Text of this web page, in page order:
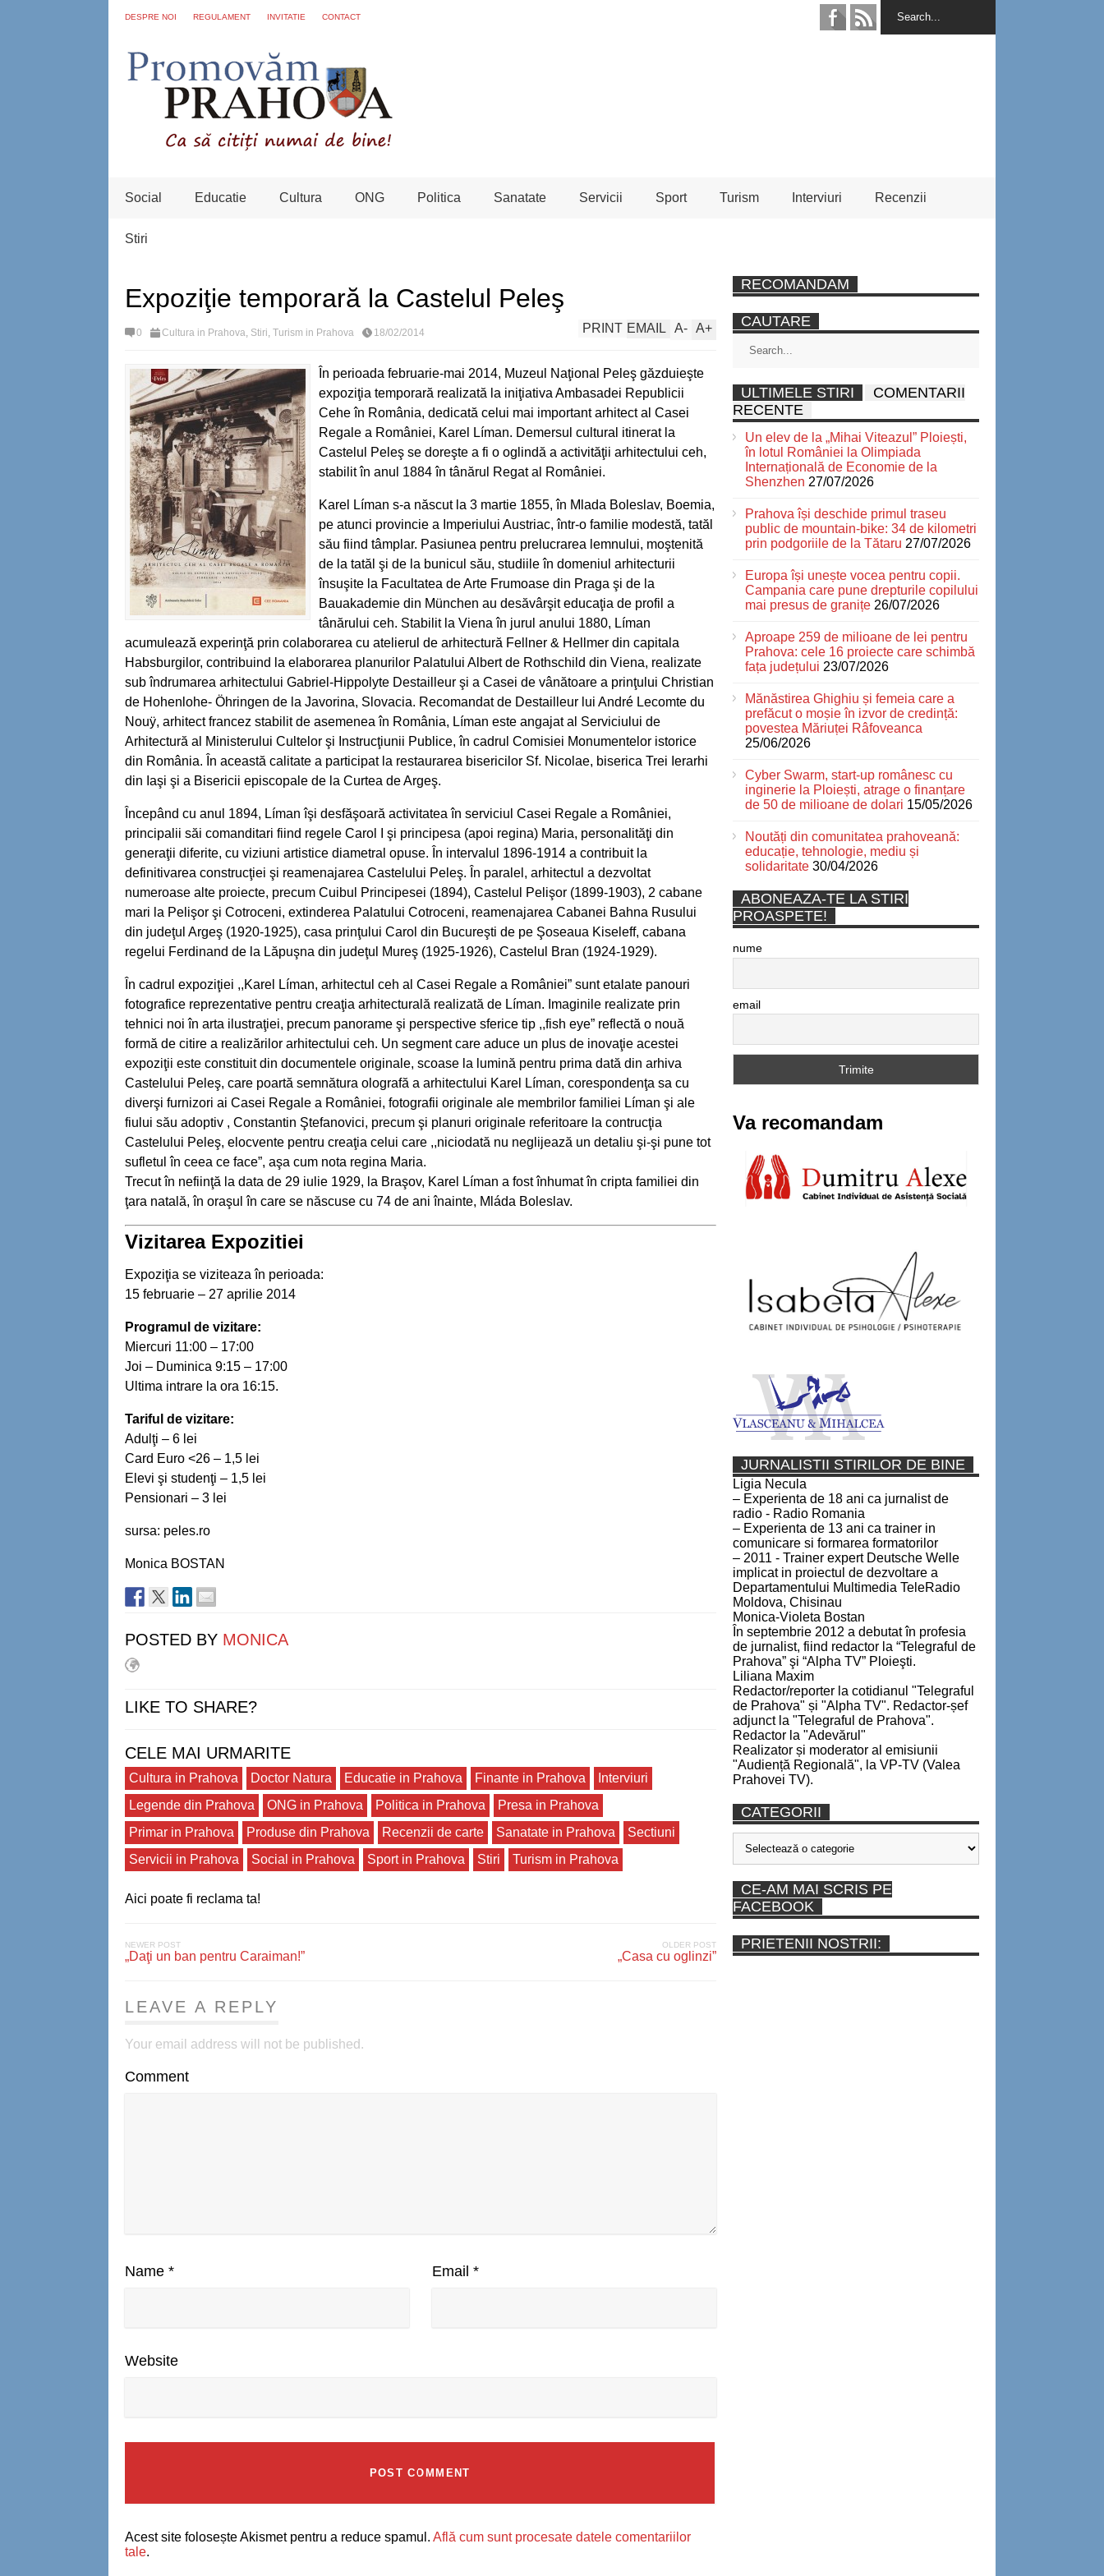
DESPRE NOI REGULAMENT INVITATIE CONTACT
Social Educatie Cultura ONG Politica Sanatate Servicii Sport Turism Interviuri Recenzii
Stiri
Expoziţie temporară la Castelul Peleş
0 Cultura in Prahova, Stiri, Turism in Prahova 18/02/2014 A+
A-
EMAIL
PRINT
În perioada februarie-mai 2014, Muzeul Naţional Peleş găzduieşte
expoziţia temporară realizată la iniţiativa Ambasadei Republicii
Cehe în România, dedicată celui mai important arhitect al Casei
Regale a României, Karel Líman. Demersul cultural itinerat la
Castelul Peleş se doreşte a fi o oglindă a activităţii arhitectului ceh,
stabilit în anul 1884 în tânărul Regat al României.
Karel Líman s-a născut la 3 martie 1855, în Mlada Boleslav, Boemia,
pe atunci provincie a Imperiului Austriac, într-o familie modestă, tatăl
său fiind tâmplar. Pasiunea pentru prelucrarea lemnului, moştenită
de la tatăl şi de la bunicul său, studiile în domeniul arhitecturii
însuşite la Facultatea de Arte Frumoase din Praga şi de la
Bauakademie din München au desăvârşit educaţia de profil a
tânărului ceh. Stabilit la Viena în jurul anului 1880, Líman
acumulează experinţă prin colaborarea cu atelierul de arhitectură Fellner & Hellmer din capitala
Habsburgilor, contribuind la elaborarea planurilor Palatului Albert de Rothschild din Viena, realizate
sub îndrumarea arhitectului Gabriel-Hippolyte Destailleur şi a Casei de vânătoare a prinţului Christian
de Hohenlohe- Öhringen de la Javorina, Slovacia. Recomandat de Destailleur lui André Lecomte du
Nouÿ, arhitect francez stabilit de asemenea în România, Líman este angajat al Serviciului de
Arhitectură al Ministerului Cultelor şi Instrucţiunii Publice, în cadrul Comisiei Monumentelor istorice
din România. În această calitate a participat la restaurarea bisericilor Sf. Nicolae, biserica Trei Ierarhi
din Iaşi şi a Bisericii episcopale de la Curtea de Argeş.
Începând cu anul 1894, Líman îşi desfăşoară activitatea în serviciul Casei Regale a României,
principalii săi comanditari fiind regele Carol I şi principesa (apoi regina) Maria, personalităţi din
generaţii diferite, cu viziuni artistice diametral opuse. În intervalul 1896-1914 a contribuit la
definitivarea construcţiei şi reamenajarea Castelului Peleş. În paralel, arhitectul a dezvoltat
numeroase alte proiecte, precum Cuibul Principesei (1894), Castelul Pelişor (1899-1903), 2 cabane
mari la Pelişor şi Cotroceni, extinderea Palatului Cotroceni, reamenajarea Cabanei Bahna Rusului
din judeţul Argeş (1920-1925), casa prinţului Carol din Bucureşti de pe Şoseaua Kiseleff, cabana
regelui Ferdinand de la Lăpuşna din judeţul Mureş (1925-1926), Castelul Bran (1924-1929).
În cadrul expoziţiei ,,Karel Líman, arhitectul ceh al Casei Regale a României” sunt etalate panouri
fotografice reprezentative pentru creaţia arhitecturală realizată de Líman. Imaginile realizate prin
tehnici noi în arta ilustraţiei, precum panorame şi perspective sferice tip ,,fish eye” reflectă o nouă
formă de citire a realizărilor arhitectului ceh. Un segment care aduce un plus de inovaţie acestei
expoziţii este constituit din documentele originale, scoase la lumină pentru prima dată din arhiva
Castelului Peleş, care poartă semnătura olografă a arhitectului Karel Líman, corespondenţa sa cu
diverşi furnizori ai Casei Regale a României, fotografii originale ale membrilor familiei Líman şi ale
fiului său adoptiv , Constantin Ştefanovici, precum şi planuri originale referitoare la contrucţia
Castelului Peleş, elocvente pentru creaţia celui care ,,niciodată nu neglijează un detaliu şi-şi pune tot
sufletul în ceea ce face”, aşa cum nota regina Maria.
Trecut în nefiinţă la data de 29 iulie 1929, la Braşov, Karel Líman a fost înhumat în cripta familiei din
ţara natală, în oraşul în care se născuse cu 74 de ani înainte, Mláda Boleslav.
Vizitarea Expozitiei
Expoziţia se viziteaza în perioada:
15 februarie – 27 aprilie 2014
Programul de vizitare:
Miercuri 11:00 – 17:00
Joi – Duminica 9:15 – 17:00
Ultima intrare la ora 16:15.
Tariful de vizitare:
Adulţi – 6 lei
Card Euro <26 – 1,5 lei
Elevi şi studenţi – 1,5 lei
Pensionari – 3 lei
sursa: peles.ro
Monica BOSTAN
POSTED BY MONICA
LIKE TO SHARE?
CELE MAI URMARITE
Cultura in Prahova Doctor Natura Educatie in Prahova Finante in Prahova
Interviuri
Legende din Prahova
ONG in Prahova Politica in Prahova
Presa in Prahova
Primar in Prahova
Produse din Prahova Recenzii de carte Sanatate in Prahova
Sectiuni
Servicii in Prahova
Social in Prahova Sport in Prahova Stiri Turism in Prahova
Aici poate fi reclama ta!
NEWER POST
„Daţi un ban pentru Caraiman!”
OLDER POST
„Casa cu oglinzi”
LEAVE A REPLY
Your email address will not be published.
Comment
Name * Email*
Website
Acest site folosește Akismet pentru a reduce spamul. Află cum sunt procesate datele comentariilor
tale.
RECOMANDAM
CAUTARE
ULTIMELE STIRI
COMENTARII
RECENTE
Un elev de la „Mihai Viteazul” Ploiești,
în lotul României la Olimpiada
Internațională de Economie de la
Shenzhen 27/07/2026
Prahova își deschide primul traseu
public de mountain-bike: 34 de kilometri
prin podgoriile de la Tătaru 27/07/2026
Europa își unește vocea pentru copii.
Campania care pune drepturile copilului
mai presus de granițe 26/07/2026
Aproape 259 de milioane de lei pentru
Prahova: cele 16 proiecte care schimbă
fața județului 23/07/2026
Mănăstirea Ghighiu și femeia care a
prefăcut o moșie în izvor de credință:
povestea Măriuței Râfoveanca
25/06/2026
Cyber Swarm, start-up românesc cu
inginerie la Ploiești, atrage o finanțare
de 50 de milioane de dolari 15/05/2026
Noutăți din comunitatea prahoveană:
educație, tehnologie, mediu și
solidaritate 30/04/2026
ABONEAZA-TE LA STIRI
PROASPETE!
nume
email
Va recomandam
JURNALISTII STIRILOR DE BINE
Ligia Necula
– Experienta de 18 ani ca jurnalist de
radio - Radio Romania
– Experienta de 13 ani ca trainer in
comunicare si formarea formatorilor
– 2011 - Trainer expert Deutsche Welle
implicat in proiectul de dezvoltare a
Departamentului Multimedia TeleRadio
Moldova, Chisinau
Monica-Violeta Bostan
În septembrie 2012 a debutat în profesia
de jurnalist, fiind redactor la “Telegraful de
Prahova” şi “Alpha TV” Ploieşti.
Liliana Maxim
Redactor/reporter la cotidianul "Telegraful
de Prahova" și "Alpha TV". Redactor-șef
adjunct la "Telegraful de Prahova".
Redactor la "Adevărul"
Realizator și moderator al emisiunii
"Audiență Regională", la VP-TV (Valea
Prahovei TV).
CATEGORII
Categorii
CE-AM MAI SCRIS PE
FACEBOOK
PRIETENII NOSTRII: